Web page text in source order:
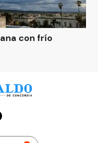
con frío